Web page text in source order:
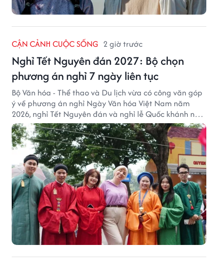
CẬN CẢNH CUỘC SỐNG 2 giờ trước
Nghỉ Tết Nguyên đán 2027: Bộ chọn
phương án nghỉ 7 ngày liên tục
Bộ Văn hóa - Thể thao và Du lịch vừa có công văn góp
ý về phương án nghỉ Ngày Văn hóa Việt Nam năm
2026, nghỉ Tết Nguyên đán và nghỉ lễ Quốc khánh năm
2027.